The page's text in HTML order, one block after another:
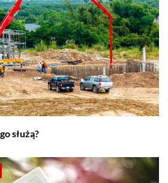
służą?